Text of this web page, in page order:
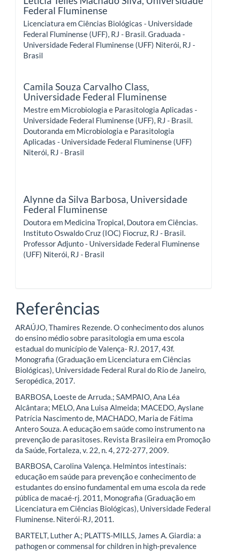
Federal Fluminense
Licenciatura em Ciências Biológicas - Universidade
Federal Fluminense (UFF), RJ - Brasil. Graduada -
Universidade Federal Fluminense (UFF) Niterói, RJ -
Brasil
Camila Souza Carvalho Class,
Universidade Federal Fluminense
Mestre em Microbiologia e Parasitologia Aplicadas -
Universidade Federal Fluminense (UFF), RJ - Brasil.
Doutoranda em Microbiologia e Parasitologia
Aplicadas - Universidade Federal Fluminense (UFF)
Niterói, RJ - Brasil
Alynne da Silva Barbosa, Universidade
Federal Fluminense
Doutora em Medicina Tropical, Doutora em Ciências.
Instituto Oswaldo Cruz (IOC) Fiocruz, RJ - Brasil.
Professor Adjunto - Universidade Federal Fluminense
(UFF) Niterói, RJ - Brasil
Referências
ARAÚJO, Thamires Rezende. O conhecimento dos alunos
do ensino médio sobre parasitologia em uma escola
estadual do município de Valença- RJ. 2017, 43f.
Monografia (Graduação em Licenciatura em Ciências
Biológicas), Universidade Federal Rural do Rio de Janeiro,
Seropédica, 2017.
BARBOSA, Loeste de Arruda.; SAMPAIO, Ana Léa
Alcântara; MELO, Ana Luisa Almeida; MACEDO, Ayslane
Patrícia Nascimento de, MACHADO, Maria de Fátima
Antero Souza. A educação em saúde como instrumento na
prevenção de parasitoses. Revista Brasileira em Promoção
da Saúde, Fortaleza, v. 22, n. 4, 272-277, 2009.
BARBOSA, Carolina Valença. Helmintos intestinais:
educação em saúde para prevenção e conhecimento de
estudantes do ensino fundamental em uma escola da rede
pública de macaé-rj. 2011, Monografia (Graduação em
Licenciatura em Ciências Biológicas), Universidade Federal
Fluminense. Niterói-RJ, 2011.
BARTELT, Luther A.; PLATTS-MILLS, James A. Giardia: a
pathogen or commensal for children in high-prevalence